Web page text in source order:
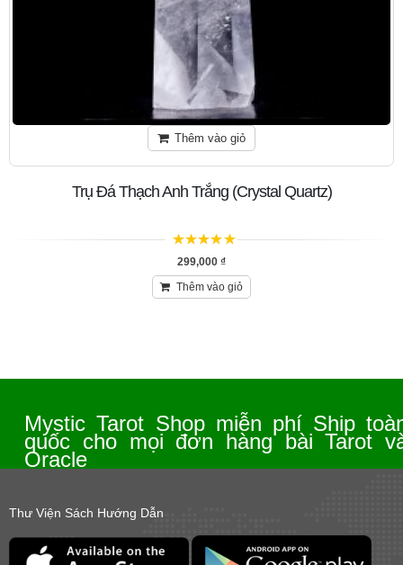
Thêm vào giỏ
Trụ Đá Thạch Anh Trắng (Crystal Quartz)
trên 5
299,000 ₫
Thêm vào giỏ
Mystic Tarot Shop miễn phí Ship
quốc cho mọi đơn hàng bài Tarot
Oracle
Thư Viện Sách Hướng Dẫn